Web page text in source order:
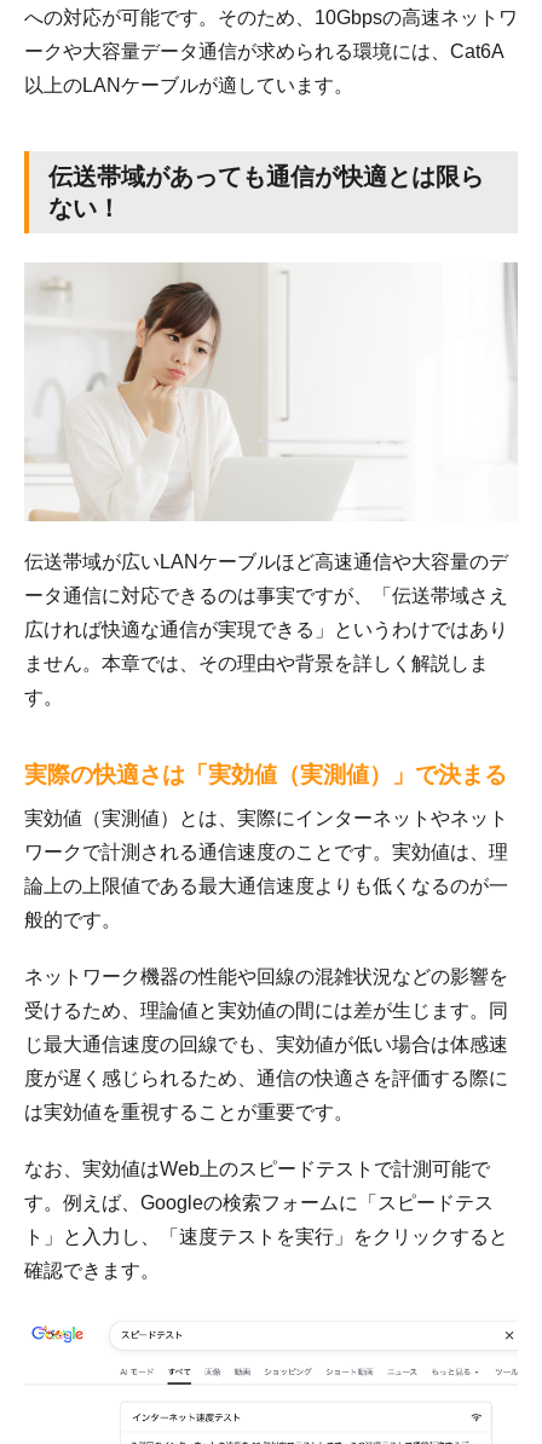
への対応が可能です。そのため、10Gbpsの高速ネットワ
ークや大容量データ通信が求められる環境には、Cat6A
以上のLANケーブルが適しています。
伝送帯域があっても通信が快適とは限ら
ない！
伝送帯域が広いLANケーブルほど高速通信や大容量のデ
ータ通信に対応できるのは事実ですが、「伝送帯域さえ
広ければ快適な通信が実現できる」というわけではあり
ません。本章では、その理由や背景を詳しく解説しま
す。
実際の快適さは「実効値（実測値）」で決まる
実効値（実測値）とは、実際にインターネットやネット
ワークで計測される通信速度のことです。実効値は、理
論上の上限値である最大通信速度よりも低くなるのが一
般的です。
ネットワーク機器の性能や回線の混雑状況などの影響を
受けるため、理論値と実効値の間には差が生じます。同
じ最大通信速度の回線でも、実効値が低い場合は体感速
度が遅く感じられるため、通信の快適さを評価する際に
は実効値を重視することが重要です。
なお、実効値はWeb上のスピードテストで計測可能で
す。例えば、Googleの検索フォームに「スピードテス
ト」と入力し、「速度テストを実行」をクリックすると
確認できます。